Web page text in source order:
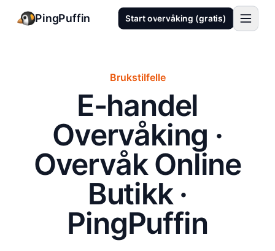
PingPuffin Start overvåking (gratis)
Brukstilfelle
E-handel
Overvåking ·
Overvåk Online
Butikk ·
PingPuffin